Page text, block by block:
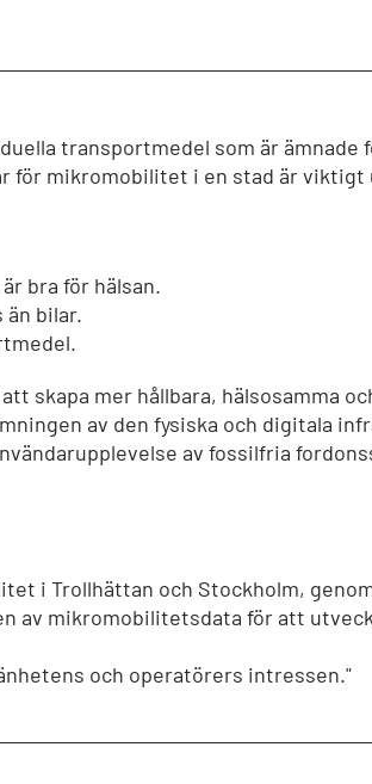
transportmedel som är ämnade
för mikromobilitet i en stad är
bra för hälsan.
bilar.
skapa mer hållbara, hälsosamma
av den fysiska och digitala
av fossilfria
i Trollhättan och Stockholm,
av mikromobilitetsdata för att
och operatörers intressen."